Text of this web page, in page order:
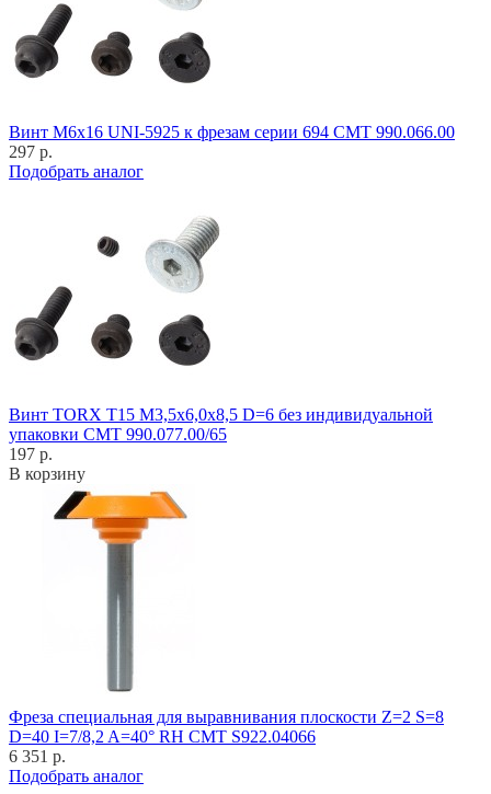
Винт M6x16 UNI-5925 к фрезам серии 694 CMT 990.066.00
297 р.
Подобрать аналог
Винт TORX T15 M3,5x6,0x8,5 D=6 без индивидуальной
упаковки CMT 990.077.00/65
197 р.
В корзину
Фреза специальная для выравнивания плоскости Z=2 S=8
D=40 I=7/8,2 A=40° RH CMT S922.04066
6 351 р.
Подобрать аналог